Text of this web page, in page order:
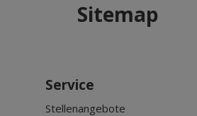
Sitemap
Service
Stellenangebote